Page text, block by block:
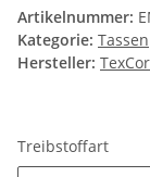
Artikelnummer:
Kategorie: Tassen
Hersteller:
Treibstoffart